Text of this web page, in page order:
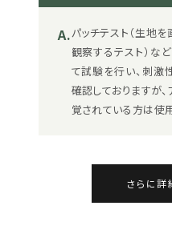
A.パッチテスト（生地
観察するテスト）な
て試験を行い、刺激
確認しておりますが
覚されている方は使
さらに詳